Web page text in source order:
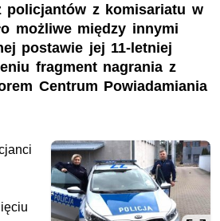
policjantów z komisariatu w
możliwe między innymi
postawie jej 11-letniej
fragment nagrania z
Centrum Powiadamiania